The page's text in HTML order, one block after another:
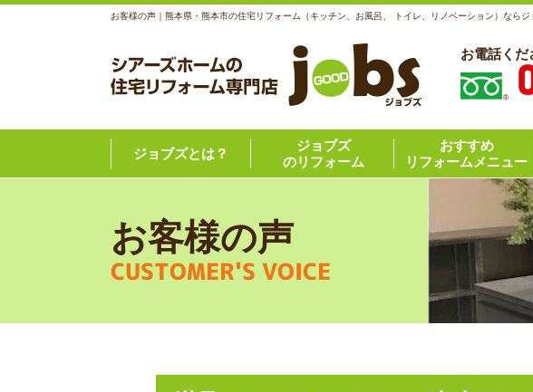
お客様の声｜熊本県・熊本市の住宅リフォーム（キッチン、お風呂、 トイレ、リノベーション）なら
お電話くだ
ジョブズとは？
ジョブズ
のリフォーム
おすすめ
リフォームメニュー
お客様の声
CUSTOMER'S VOICE